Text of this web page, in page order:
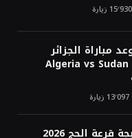
15٬930 زيارة
مباراة الجزائر
والسودان اليوم Algeria vs Sudan
13٬097 زيارة
الاستعلام عن نتيجة قرعة الحج 2026